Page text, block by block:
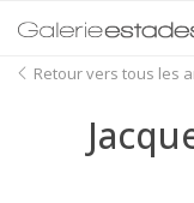
Retour vers tous les